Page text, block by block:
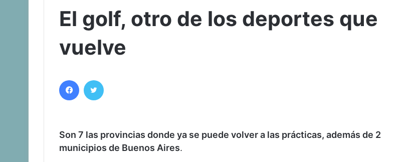
El golf, otro de los deportes que
vuelve
Facebook
Son 7 las provincias donde ya se puede volver a las prácticas, además de 2
municipios de Buenos Aires.